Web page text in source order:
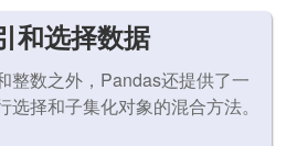
和选择数据
整数之外，Pandas还提供了一
选择和子集化对象的混合方法。